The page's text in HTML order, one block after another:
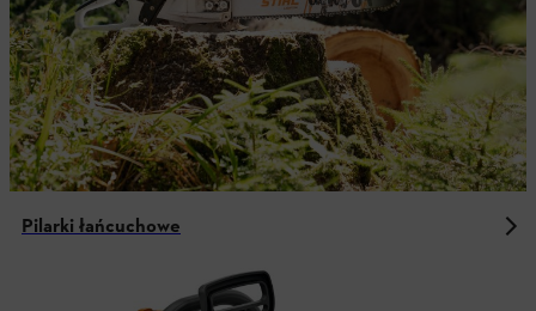
Pilarki łańcuchowe